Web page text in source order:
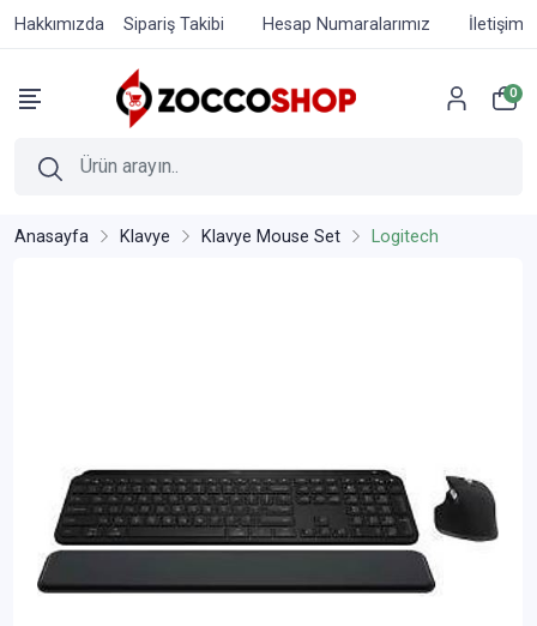
Hakkımızda Sipariş Takibi Hesap Numaralarımız İletişim
0
Anasayfa Klavye Klavye Mouse Set Logitech